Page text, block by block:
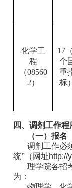
化学工
程
（08560
2）
17
个
重
标）
四、调剂工作程
（一）报名
调剂工作必
统”（网址http://
理学院各招
为：